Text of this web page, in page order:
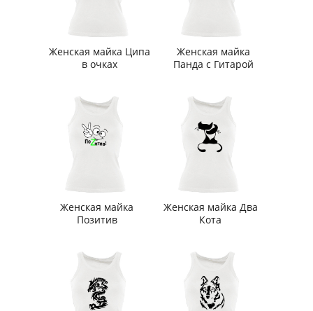
Женская майка Ципа
в очках
Женская майка
Панда с Гитарой
Женская майка
Позитив
Женская майка Два
Кота